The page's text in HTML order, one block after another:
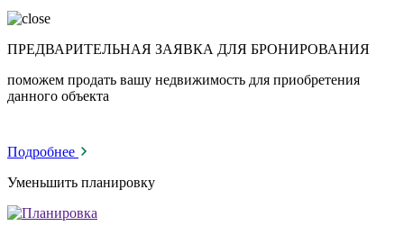
ПРЕДВАРИТЕЛЬНАЯ ЗАЯВКА ДЛЯ БРОНИРОВАНИЯ
поможем продать вашу недвижимость для приобретения
данного объекта
Подробнее
Уменьшить планировку